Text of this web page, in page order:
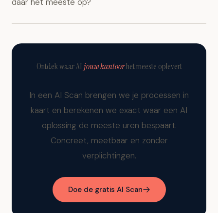
Ontdek waar AIjouw kantoorhet meeste oplevert
In een AI Scan brengen we je processen in
kaart en berekenen we exact waar een AI
oplossing de meeste uren bespaart.
Concreet, meetbaar en zonder
verplichtingen.
Doe de gratis AI Scan